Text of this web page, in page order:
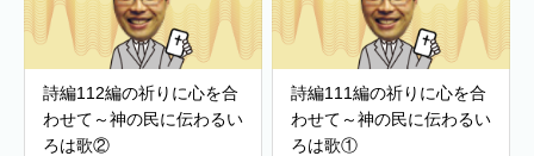
詩編112編の祈りに心を合
わせて～神の民に伝わるい
ろは歌②
詩編111編の祈りに心を合
わせて～神の民に伝わるい
ろは歌①